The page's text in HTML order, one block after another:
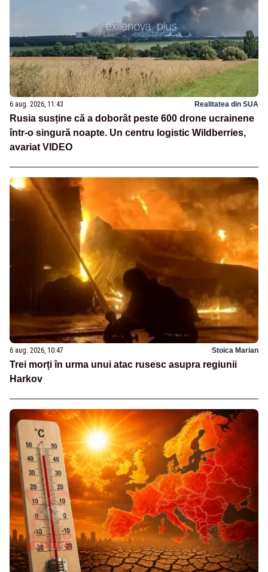
6 aug. 2026, 11:43 Realitatea din SUA
Rusia susține că a doborât peste 600 drone ucrainene
într-o singură noapte. Un centru logistic Wildberries,
avariat VIDEO
6 aug. 2026, 10:47 Stoica Marian
Trei morți în urma unui atac rusesc asupra regiunii
Harkov